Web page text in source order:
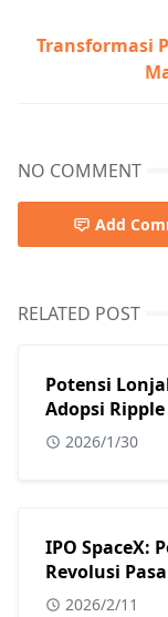
Transformasi
NO COMMENT
Add
RELATED POST
Potensi
Adopsi
2026/1/30
IPO SpaceX:
Revolusi
2026/2/11